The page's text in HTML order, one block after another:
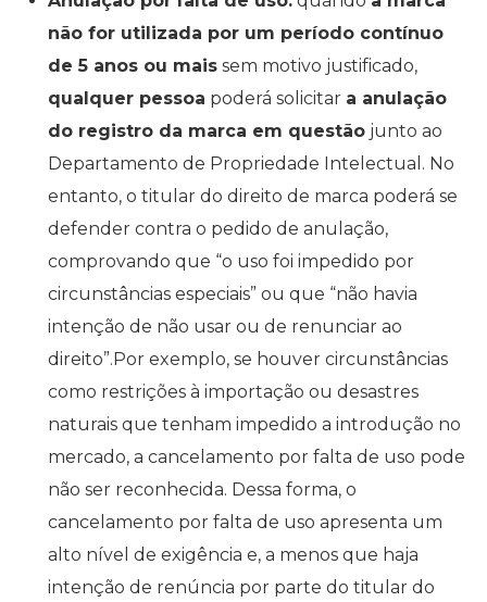
não for utilizada por um período contínuo
de 5 anos ou mais sem motivo justificado,
qualquer pessoa poderá solicitar a anulação
do registro da marca em questão junto ao
Departamento de Propriedade Intelectual. No
entanto, o titular do direito de marca poderá se
defender contra o pedido de anulação,
comprovando que “o uso foi impedido por
circunstâncias especiais” ou que “não havia
intenção de não usar ou de renunciar ao
direito”.Por exemplo, se houver circunstâncias
como restrições à importação ou desastres
naturais que tenham impedido a introdução no
mercado, a cancelamento por falta de uso pode
não ser reconhecida. Dessa forma, o
cancelamento por falta de uso apresenta um
alto nível de exigência e, a menos que haja
intenção de renúncia por parte do titular do